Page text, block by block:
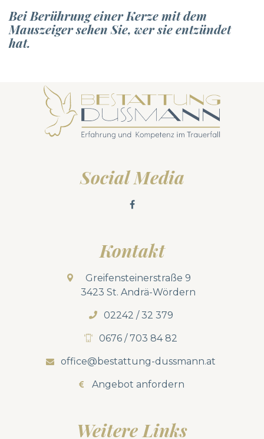
Bei Berührung einer Kerze mit dem
Mauszeiger sehen Sie, wer sie entzündet
hat.
Social Media
Kontakt
Greifensteinerstraße 9
3423 St. Andrä-Wördern
02242 / 32 379
0676 / 703 84 82
office@bestattung-dussmann.at
Angebot anfordern
Weitere Links